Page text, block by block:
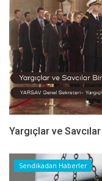
Yargıçlar ve
Sendikadan Haberler